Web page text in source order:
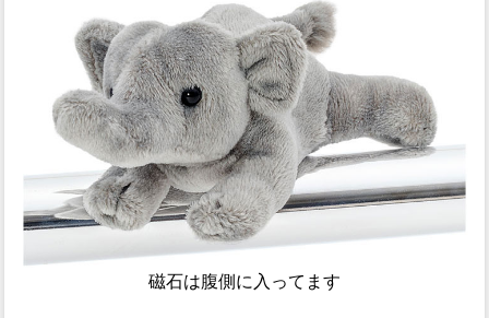
磁石は腹側に入ってます